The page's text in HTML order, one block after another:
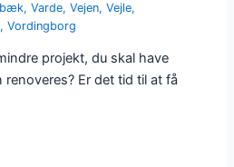
,Varde,Vejen,Vejle,
,Vordingborg
projekt, du skal have
renoveres? Er det tid til at få